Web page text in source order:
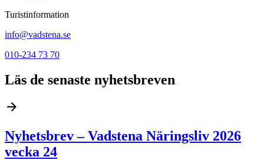
Turistinformation
info@vadstena.se
010-234 73 70
Läs de senaste nyhetsbreven
Nyhetsbrev – Vadstena Näringsliv 2026
vecka 24